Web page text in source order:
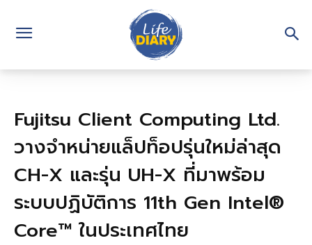
Fujitsu Client Computing Ltd.
วางจำหน่ายแล็ปท็อปรุ่นใหม่ล่าสุด
CH-X และรุ่น UH-X ที่มาพร้อม
ระบบปฏิบัติการ 11th Gen Intel®
Core™ ในประเทศไทย